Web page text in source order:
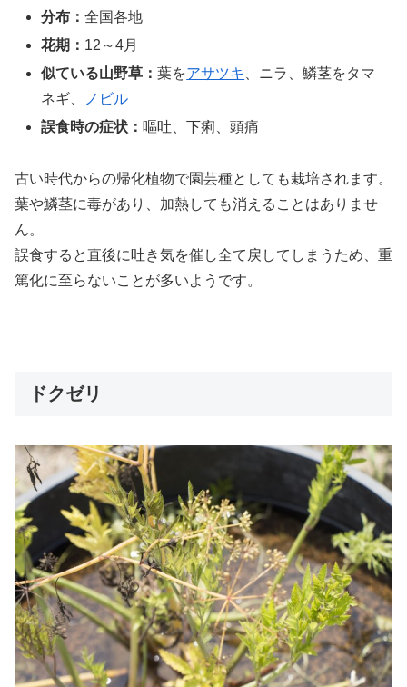
分布：全国各地
花期： 12～4月
似ている山野草：葉をアサツキ 、ニラ 、鱗茎をタマ
ネギ、
ノビル
誤食時の症状： 嘔吐、下痢、頭痛
古い時代からの帰化植物で園芸種としても栽培されます。
葉や鱗茎に毒があり、加熱しても消えることはありませ
ん。
誤食すると直後に吐き気を催し全て戻してしまうため、重
篤化に至らないことが多いようです。
ドクゼリ